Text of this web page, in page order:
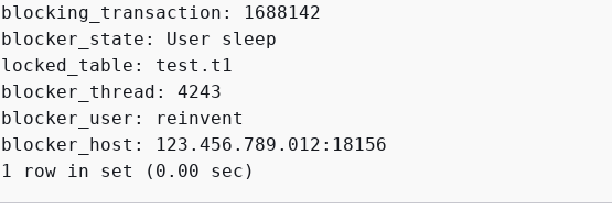
blocking_transaction: 1688142
blocker_state: User sleep
locked_table: test.t1
blocker_thread: 4243
blocker_user: reinvent
blocker_host: 123.456.789.012:18156
1 row in set (0.00 sec)